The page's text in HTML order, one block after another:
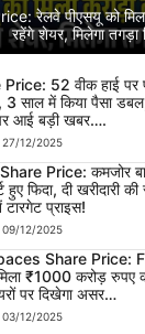
रेलवे पीएसयू को
रहेंगे शेयर, मिलेगा तगड़ा
52 वीक हाई पर
3 साल में किया पैसा
आई बड़ी खबर….
27/12/2025
Price: कमजोर
फिदा, दी खरीदारी की
टारगेट प्राइस!
09/12/2025
Share Price:
₹1000 करोड़ रुपए
पर दिखेगा असर…
03/12/2025